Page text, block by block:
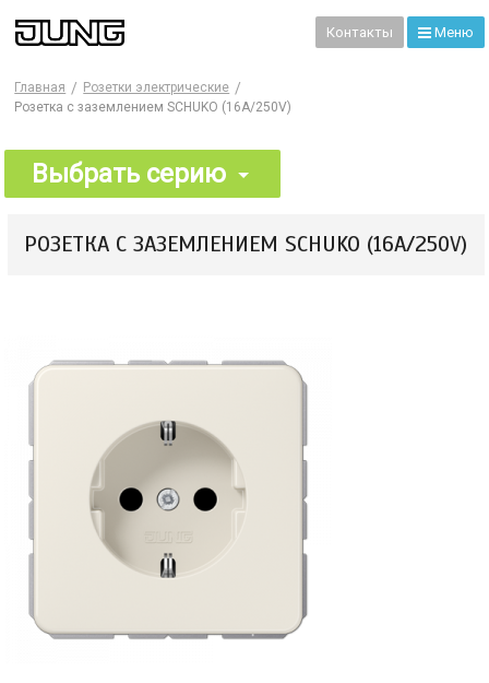
Контакты Меню
Главная
Розетки электрические
Розетка с заземлением SCHUKO (16A/250V)
Выбрать серию
РОЗЕТКА С ЗАЗЕМЛЕНИЕМ SCHUKO (16A/250V)